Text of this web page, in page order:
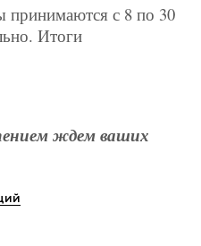
принимаются с 8 по 30
Итоги
ждем ваших